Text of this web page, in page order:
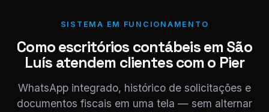
SISTEMA EM FUNCIONAMENTO
Como escritórios contábeis em São
Luís atendem clientes com o Pier
WhatsApp integrado, histórico de solicitações e
documentos fiscais em uma tela — sem alternar